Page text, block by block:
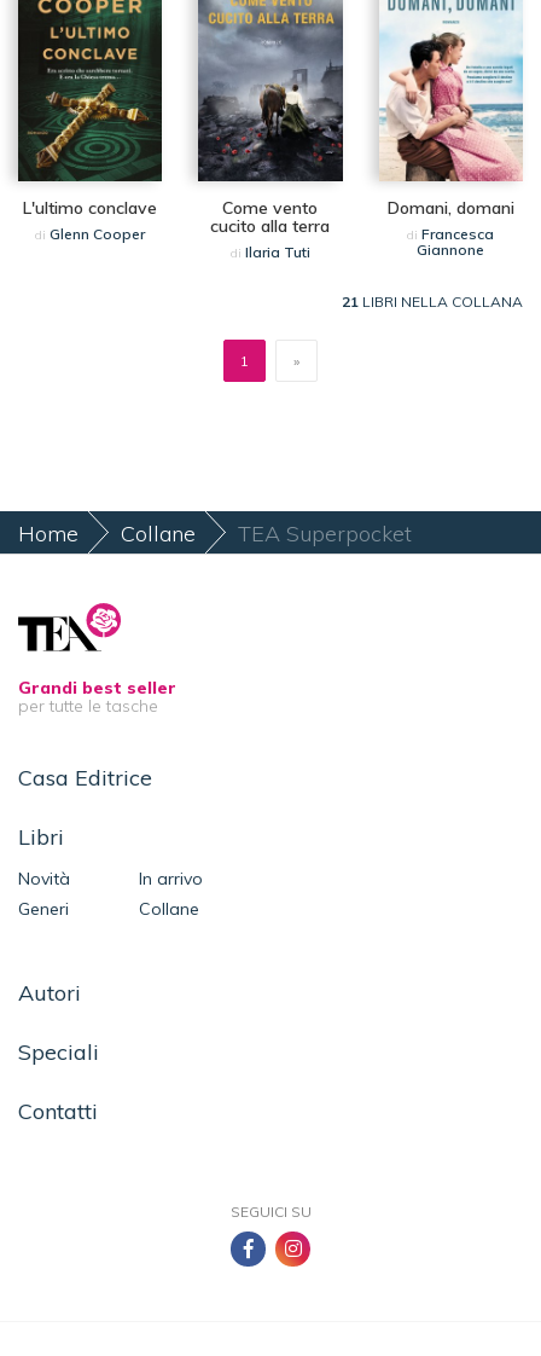
L'ultimo conclave
diGlenn Cooper
Come vento
cucito alla terra
di Ilaria Tuti
Domani, domani
diFrancesca
Giannone
21 LIBRI NELLA COLLANA
»
1
Home Collane TEA Superpocket
Grandi best seller
per tutte le tasche
Casa Editrice
Libri
Novità
In arrivo
Generi
Collane
Autori
Speciali
Contatti
SEGUICI SU